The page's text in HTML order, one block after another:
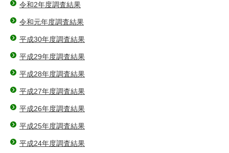
令和2年度調査結果
令和元年度調査結果
平成30年度調査結果
平成29年度調査結果
平成28年度調査結果
平成27年度調査結果
平成26年度調査結果
平成25年度調査結果
平成24年度調査結果